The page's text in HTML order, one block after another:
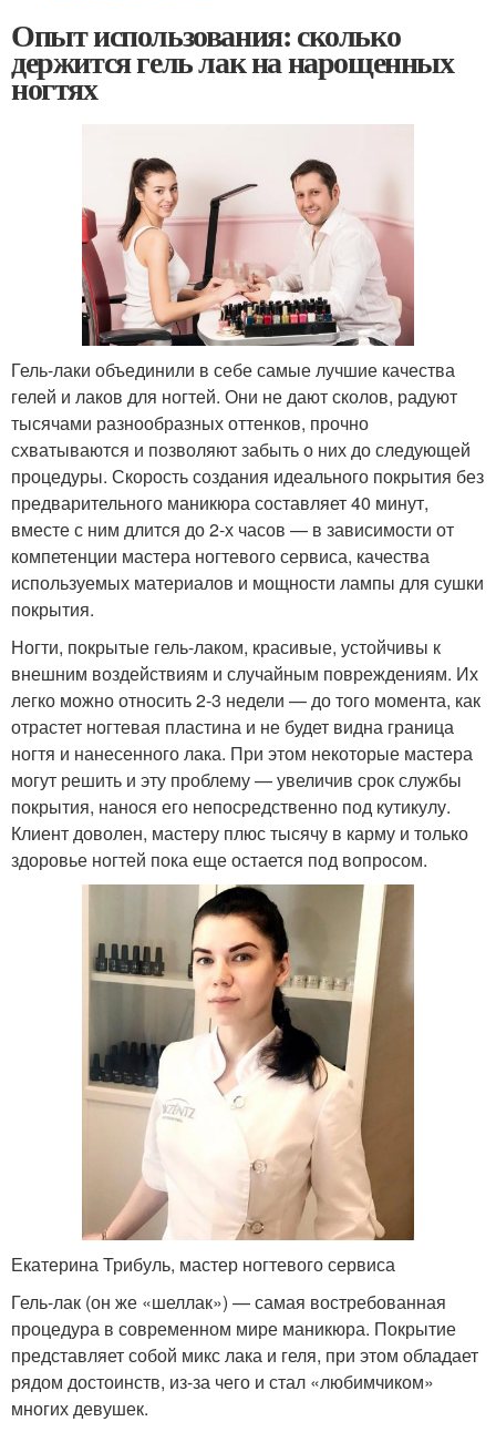
Опыт использования: сколько
держится гель лак на нарощенных
ногтях
Гель-лаки объединили в себе самые лучшие качества
гелей и лаков для ногтей. Они не дают сколов, радуют
тысячами разнообразных оттенков, прочно
схватываются и позволяют забыть о них до следующей
процедуры. Скорость создания идеального покрытия без
предварительного маникюра составляет 40 минут,
вместе с ним длится до 2-х часов — в зависимости от
компетенции мастера ногтевого сервиса, качества
используемых материалов и мощности лампы для сушки
покрытия.
Ногти, покрытые гель-лаком, красивые, устойчивы к
внешним воздействиям и случайным повреждениям. Их
легко можно относить 2-3 недели — до того момента, как
отрастет ногтевая пластина и не будет видна граница
ногтя и нанесенного лака. При этом некоторые мастера
могут решить и эту проблему — увеличив срок службы
покрытия, нанося его непосредственно под кутикулу.
Клиент доволен, мастеру плюс тысячу в карму и только
здоровье ногтей пока еще остается под вопросом.
Екатерина Трибуль, мастер ногтевого сервиса
Гель-лак (он же «шеллак») — самая востребованная
процедура в современном мире маникюра. Покрытие
представляет собой микс лака и геля, при этом обладает
рядом достоинств, из-за чего и стал «любимчиком»
многих девушек.